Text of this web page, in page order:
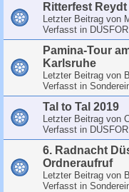
Ritterfest Reydt
Letzter Beitrag von
Verfasst in
Pamina-Tour
Karlsruhe
Letzter Beitrag von
Verfasst in
Tal to Tal 2019
Letzter Beitrag von
Verfasst in
6. Radnacht
Ordneraufruf
Letzter Beitrag von
Verfasst in